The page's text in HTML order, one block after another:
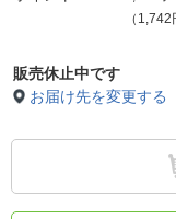
（1,742
販売休止中です
お届け先を変更する